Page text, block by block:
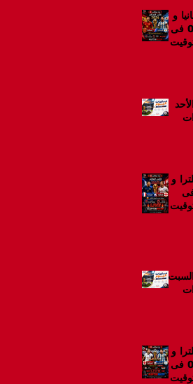
و
الأرجنتين اليوم 19-07 فى
2026 التوقيت
و
اليوم 19-07 فى
2026 التوقيت
و
الأرجنتين اليوم 15-07 فى
2026 التوقيت